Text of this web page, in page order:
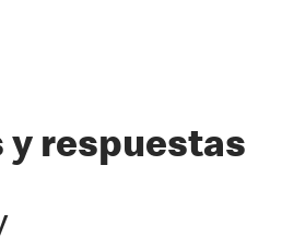
y respuestas